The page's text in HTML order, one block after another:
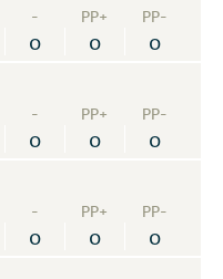
- PP+ PP-
0 0 0
- PP+ PP-
0 0 0
- PP+ PP-
0 0 0